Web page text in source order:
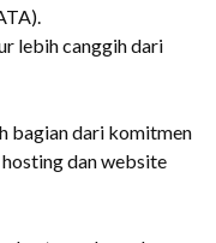
lebih canggih dari
bagian dari komitmen
dan website